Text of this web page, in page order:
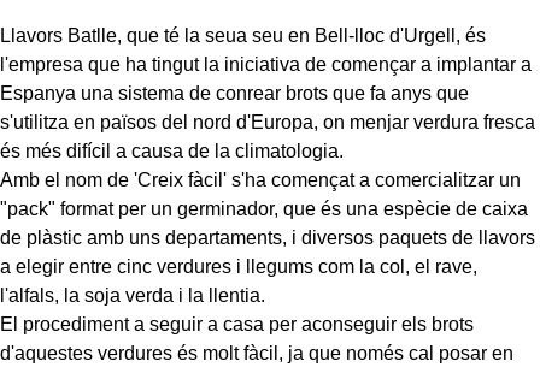
Llavors Batlle, que té la seua seu en Bell-lloc d'Urgell, és
l'empresa que ha tingut la iniciativa de començar a implantar a
Espanya una sistema de conrear brots que fa anys que
s'utilitza en països del nord d'Europa, on menjar verdura fresca
és més difí­cil a causa de la climatologia.
Amb el nom de 'Creix fàcil' s'ha començat a comercialitzar un
"pack" format per un germinador, que és una espècie de caixa
de plàstic amb uns departaments, i diversos paquets de llavors
a elegir entre cinc verdures i llegums com la col, el rave,
l'alfals, la soja verda i la llentia.
El procediment a seguir a casa per aconseguir els brots
d'aquestes verdures és molt fàcil, ja que només cal posar en